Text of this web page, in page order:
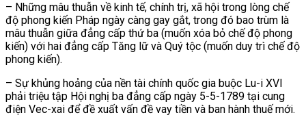
– Những mâu thuẫn về kinh tế, chính trị, xã hội trong lòng chế
độ phong kiến Pháp ngày càng gay gắt, trong đó bao trùm là
mâu thuẫn giữa đẳng cấp thứ ba (muốn xóa bỏ chế độ phong
kiến) với hai đẳng cấp Tăng lữ và Quý tộc (muốn duy trì chế độ
phong kiến).
– Sự khủng hoảng của nền tài chính quốc gia buộc Lu-i XVI
phải triệu tập Hội nghị ba đẳng cấp ngày 5-5-1789 tại cung
điện Vec-xai để đề xuất vấn đề vay tiền và ban hành thuế mới.